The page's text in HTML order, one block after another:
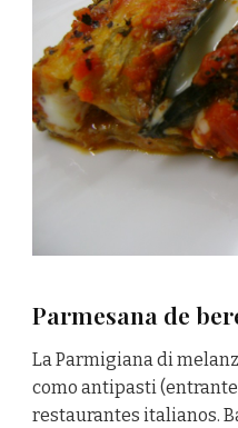
Parmesana de
La Parmigiana di
como antipasti
restaurantes italianos.